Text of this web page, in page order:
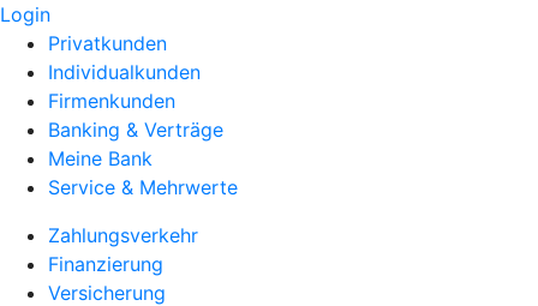
Login
Privatkunden
Individualkunden
Firmenkunden
Banking & Verträge
Meine Bank
Service & Mehrwerte
Zahlungsverkehr
Finanzierung
Versicherung